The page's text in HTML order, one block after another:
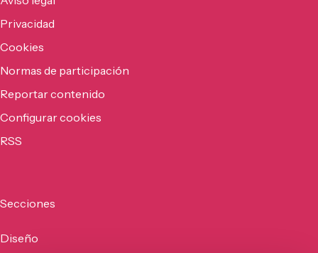
Privacidad
Cookies
Normas de participación
Reportar contenido
Configurar cookies
RSS
Secciones
Diseño